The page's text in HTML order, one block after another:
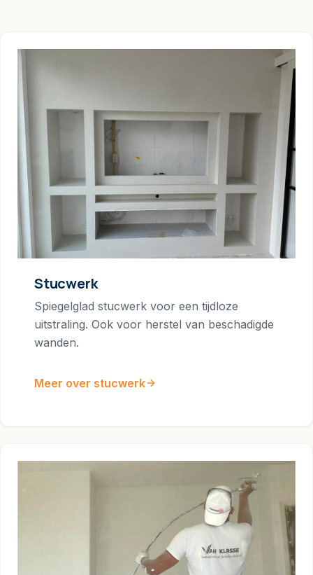
Stucwerk
Spiegelglad stucwerk voor een tijdloze
uitstraling. Ook voor herstel van beschadigde
wanden.
Meer over stucwerk